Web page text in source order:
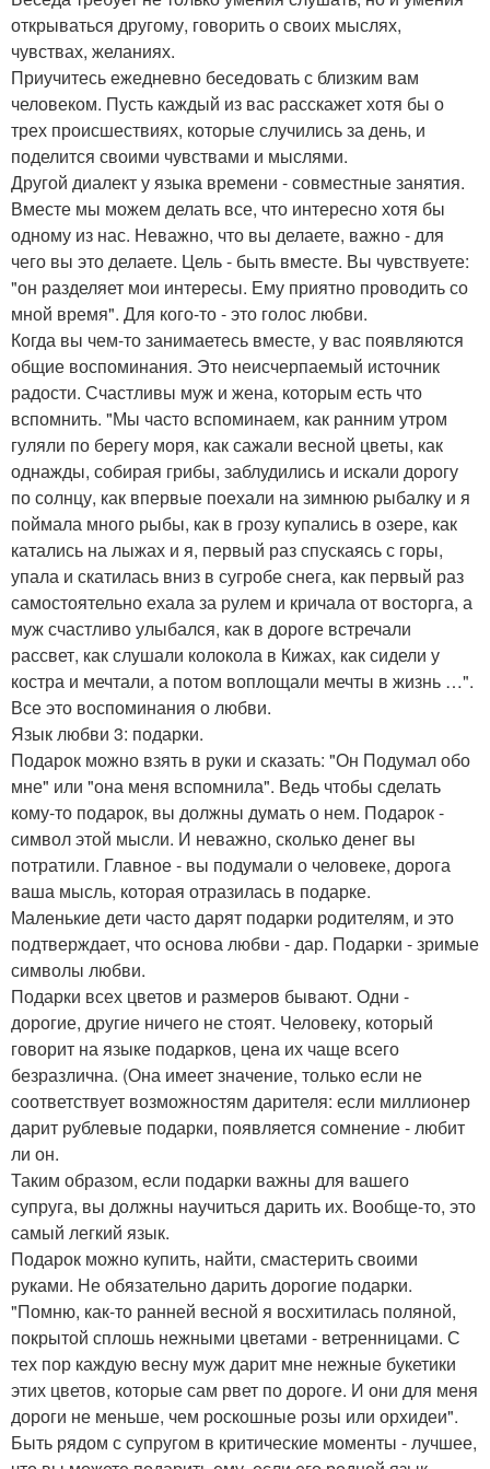
открываться другому, говорить о своих мыслях,
чувствах, желаниях.
Приучитесь ежедневно беседовать с близким вам
человеком. Пусть каждый из вас расскажет хотя бы о
трех происшествиях, которые случились за день, и
поделится своими чувствами и мыслями.
Другой диалект у языка времени - совместные занятия.
Вместе мы можем делать все, что интересно хотя бы
одному из нас. Неважно, что вы делаете, важно - для
чего вы это делаете. Цель - быть вместе. Вы чувствуете:
"он разделяет мои интересы. Ему приятно проводить со
мной время". Для кого-то - это голос любви.
Когда вы чем-то занимаетесь вместе, у вас появляются
общие воспоминания. Это неисчерпаемый источник
радости. Счастливы муж и жена, которым есть что
вспомнить. "Мы часто вспоминаем, как ранним утром
гуляли по берегу моря, как сажали весной цветы, как
однажды, собирая грибы, заблудились и искали дорогу
по солнцу, как впервые поехали на зимнюю рыбалку и я
поймала много рыбы, как в грозу купались в озере, как
катались на лыжах и я, первый раз спускаясь с горы,
упала и скатилась вниз в сугробе снега, как первый раз
самостоятельно ехала за рулем и кричала от восторга, а
муж счастливо улыбался, как в дороге встречали
рассвет, как слушали колокола в Кижах, как сидели у
костра и мечтали, а потом воплощали мечты в жизнь …".
Все это воспоминания о любви.
Язык любви 3: подарки.
Подарок можно взять в руки и сказать: "Он Подумал обо
мне" или "она меня вспомнила". Ведь чтобы сделать
кому-то подарок, вы должны думать о нем. Подарок -
символ этой мысли. И неважно, сколько денег вы
потратили. Главное - вы подумали о человеке, дорога
ваша мысль, которая отразилась в подарке.
Маленькие дети часто дарят подарки родителям, и это
подтверждает, что основа любви - дар. Подарки - зримые
символы любви.
Подарки всех цветов и размеров бывают. Одни -
дорогие, другие ничего не стоят. Человеку, который
говорит на языке подарков, цена их чаще всего
безразлична. (Она имеет значение, только если не
соответствует возможностям дарителя: если миллионер
дарит рублевые подарки, появляется сомнение - любит
ли он.
Таким образом, если подарки важны для вашего
супруга, вы должны научиться дарить их. Вообще-то, это
самый легкий язык.
Подарок можно купить, найти, смастерить своими
руками. Не обязательно дарить дорогие подарки.
"Помню, как-то ранней весной я восхитилась поляной,
покрытой сплошь нежными цветами - ветренницами. С
тех пор каждую весну муж дарит мне нежные букетики
этих цветов, которые сам рвет по дороге. И они для меня
дороги не меньше, чем роскошные розы или орхидеи".
Быть рядом с супругом в критические моменты - лучшее,